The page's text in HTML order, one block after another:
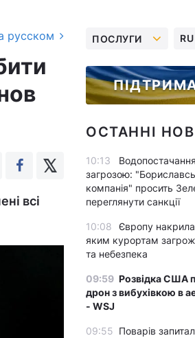
русском
всі
ПОСЛУГИ RU
ОСТАННІ
10:13
загрозою:
компанія" просить
переглянути санкції
10:08
Європу
яким курортам
та небезпека
09:59 Розвідка США
дрон з вибухівкою в
- WSJ
09:55 Поварів